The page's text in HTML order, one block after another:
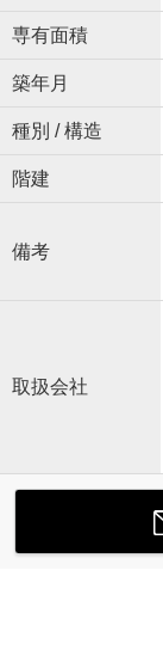
専有面積
築年月
種別 / 構造
階建
備考
取扱会社